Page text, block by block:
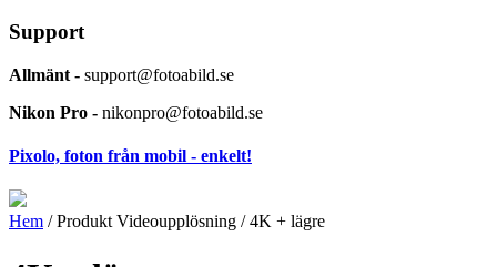
Support
Allmänt - support@fotoabild.se
Nikon Pro - nikonpro@fotoabild.se
Pixolo, foton från mobil - enkelt!
Hem / Produkt Videoupplösning / 4K + lägre